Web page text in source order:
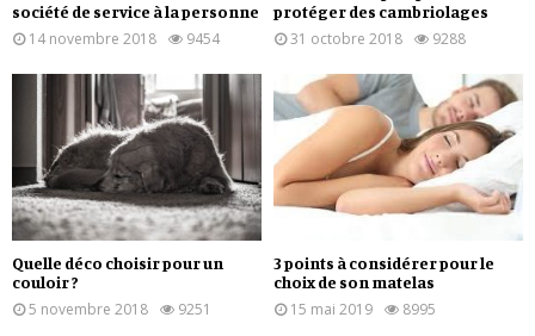
société de service à la personne
14 novembre 2018
9454
protéger des cambriolages
31 octobre 2018
9288
Quelle déco choisir pour un
couloir ?
5 novembre 2018
9251
3 points à considérer pour le
choix de son matelas
15 mai 2019
8995